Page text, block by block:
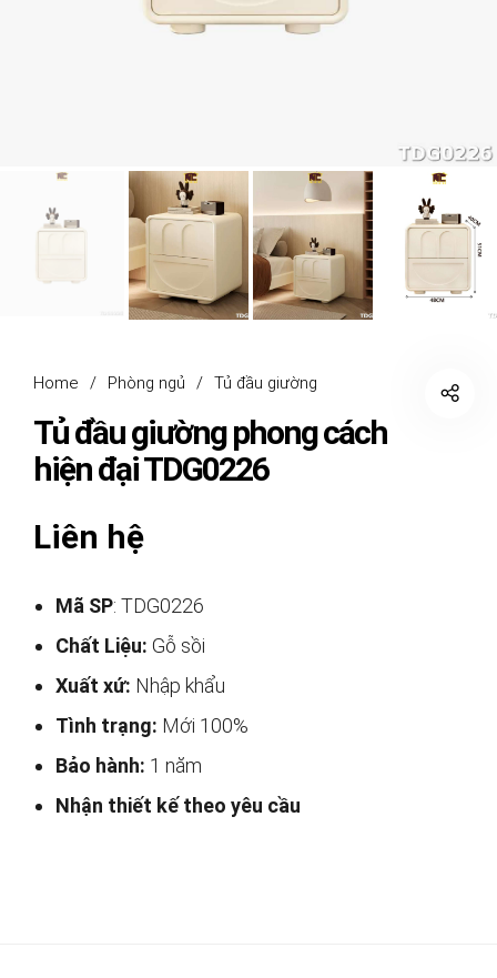
Home / Phòng ngủ / Tủ đầu giường
Tủ đầu giường phong cách
hiện đại TDG0226
Liên hệ
Mã SP: TDG0226
Chất Liệu: Gỗ sồi
Xuất xứ: Nhập khẩu
Tình trạng: Mới 100%
Bảo hành: 1 năm
Nhận thiết kế theo yêu cầu